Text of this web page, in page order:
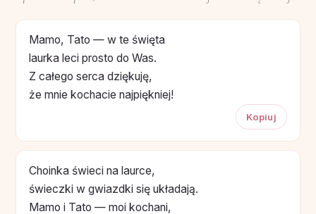
Mamo, Tato — w te święta
laurka leci prosto do Was.
Z całego serca dziękuję,
że mnie kochacie najpiękniej!
Kopiuj
Choinka świeci na laurce,
świeczki w gwiazdki się układają.
Mamo i Tato — moi kochani,